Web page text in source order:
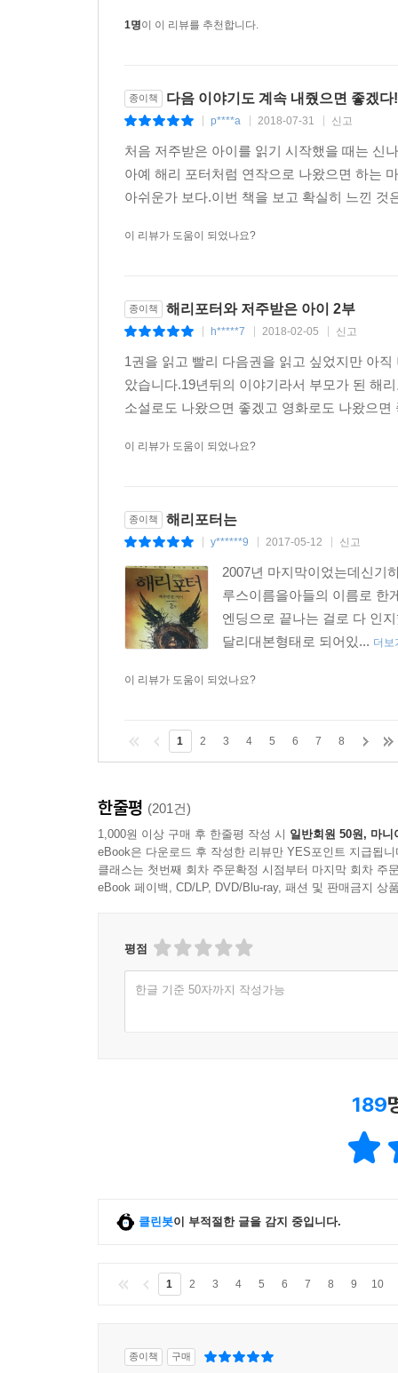
1명이 이 리뷰를 추천합니다.
종이책 다음 이야기도 계속 내줬으면 좋겠다!
p****a 2018-07-31 신고
처음 저주받은 아이를 읽기 시작했을 때는 신
아예 해리 포터처럼 연작으로 나왔으면 하는
아쉬운가 보다.이번 책을 보고 확실히 느낀
이 리뷰가 도움이 되었나요?
종이책 해리포터와 저주받은 아이 2부
h*****7 2018-02-05 신고
1권을 읽고 빨리 다음권을 읽고 싶었지만 아
았습니다.19년뒤의 이야기라서 부모가 된 해
소설로도 나왔으면 좋겠고 영화로도 나왔으
이 리뷰가 도움이 되었나요?
종이책 해리포터는
y******9 2017-05-12 신고
2007년 마지막이었는데신기
루스이름을아들의 이름로 한
엔딩으로 끝나는 걸로 다 인
달리대본형태로 되어있... 더보
이 리뷰가 도움이 되었나요?
1 2 3 4 5 6 7 8
한줄평 (201건)
1,000원 이상 구매 후 한줄평 작성 시 일반회원 50원, 마니
eBook은 다운로드 후 작성한 리뷰만 YES포인트 지급됩니
클래스는 첫번째 회차 주문확정 시점부터 마지막 회차 주
eBook 페이백, CD/LP, DVD/Blu-ray, 패션 및 판매금지 상
평점
한글 기준 50자까지 작성가능
189
클린봇이 부적절한 글을 감지 중입니다.
1 2 3 4 5 6 7 8 9 10
종이책 구매